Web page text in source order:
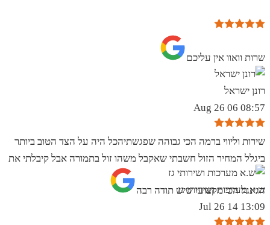
שרות וואוו אין עליכם
רונן ישראל
08:57 06 Aug 26
שירות וליווי ברמה הכי גבוהה שפגשתיהכל היה על הצד הטוב ביותר
ביגלל המחיר הזול חשבתי שאקבל משהו זול בתמורה אבל קיבלתי את
הגינגל הכי מקצועי שיש תודה רבה
ש.א מערכות ושירותי גז
13:09 14 Jul 26